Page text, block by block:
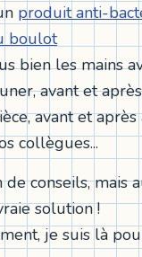
produit anti-
boulot
bien les mains
avant et
avant et
collègues...
conseils, mais
solution !
je suis là